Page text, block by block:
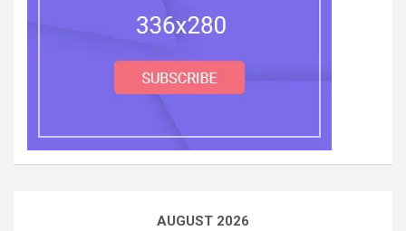
AUGUST 2026